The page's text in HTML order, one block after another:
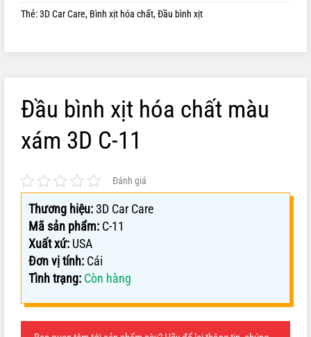
Thẻ:3D Car Care, Bình xịt hóa chất,Đầu bình xịt
Đầu bình xịt hóa chất màu
xám 3D C-11
Đánh giá
Thương hiệu: 3D Car Care
Mã sản phẩm: C-11
Xuất xứ: USA
Đơn vị tính: Cái
Tình trạng: Còn hàng